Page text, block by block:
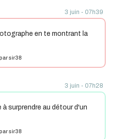
3 juin - 07h39
en te montrant la
sir38
3 juin - 07h28
à surprendre au détour d'un
sir38